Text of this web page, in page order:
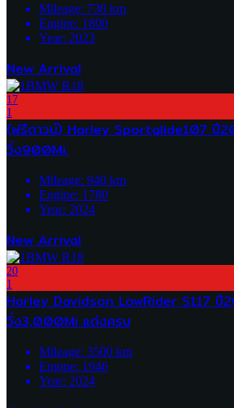
Mileage: 730 km
Engine: 1800
Year: 2023
New Arrival
17
1
(ฟรีดาวน์) Harley Sportglide107 ปี
วิ่ง900Mi.
Mileage: 940 km
Engine: 1780
Year: 2024
New Arrival
20
1
Harley Davidson LowRider S117 ปี
วิ่ง3,000Mi แต่งครบ
Mileage: 3500 km
Engine: 1946
Year: 2024